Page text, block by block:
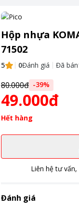
Hộp nhựa
71502
5 0Đánh giá Đã bán
80.000đ -39%
49.000đ
Hết hàng
Liên hệ tư
Đánh giá